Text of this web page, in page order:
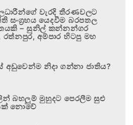
වැරදි තීරණවලට
සංග්‍රහය යෙදවීම බරපතල
– සුනිල් කන්නන්ගර
අම්පාර හිටපු මහ
අඩුවෙන්ම නිදා ගන්නා ජාතිය?
බහලුම් මුහුදට පෙරලීම සුළු
නොවේ